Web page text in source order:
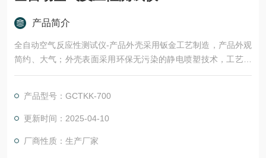
产品简介
全自动空气反应性测试仪-产品外壳采用钣金工艺制造，产品外观
简约、大气；外壳表面采用环保无污染的静电喷塑技术，工艺精
制，耐磨，耐腐蚀。该仪器所用仪表及其控制元件均严格测试，
C）控制，实验过程和数据全智能化处理；通过软件可实现远程
监控和数据分析。便捷的人机交互界面、高精度，智能化的测量
产品型号：GCTKK-700
更新时间：2025-04-10
厂商性质：生产厂家